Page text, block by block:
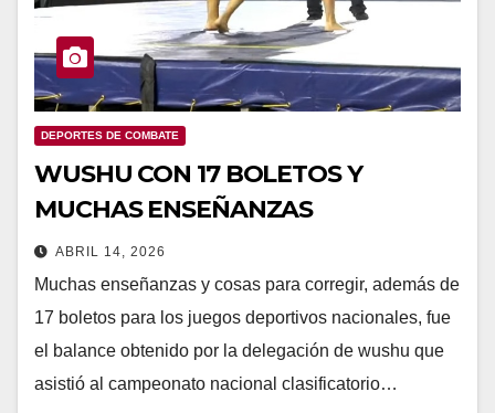
DEPORTES DE COMBATE
WUSHU CON 17 BOLETOS Y
MUCHAS ENSEÑANZAS
ABRIL 14, 2026
Muchas enseñanzas y cosas para corregir, además de
17 boletos para los juegos deportivos nacionales, fue
el balance obtenido por la delegación de wushu que
asistió al campeonato nacional clasificatorio…